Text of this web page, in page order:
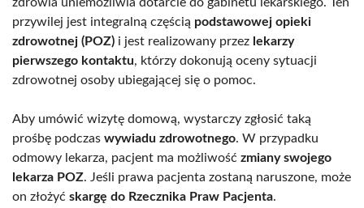
przywilej jest integralną częścią podstawowej opieki
zdrowotnej (POZ) i jest realizowany przez lekarzy
pierwszego kontaktu, którzy dokonują oceny sytuacji
zdrowotnej osoby ubiegającej się o pomoc.
Aby umówić wizytę domową, wystarczy zgłosić taką
prośbę podczas wywiadu zdrowotnego. W przypadku
odmowy lekarza, pacjent ma możliwość zmiany swojego
lekarza POZ. Jeśli prawa pacjenta zostaną naruszone, może
on złożyć skargę do Rzecznika Praw Pacjenta.